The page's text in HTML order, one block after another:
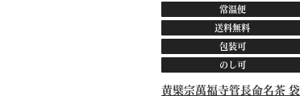
常温便
送料無料
包装可
のし可
黄檗宗萬福寺管長命名茶 袋